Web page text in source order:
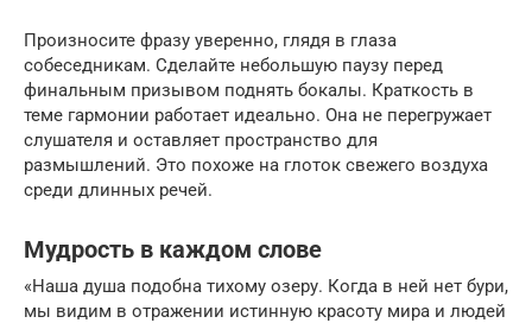
Произносите фразу уверенно, глядя в глаза
собеседникам. Сделайте небольшую паузу перед
финальным призывом поднять бокалы. Краткость в
теме гармонии работает идеально. Она не перегружает
слушателя и оставляет пространство для
размышлений. Это похоже на глоток свежего воздуха
среди длинных речей.
Мудрость в каждом слове
«Наша душа подобна тихому озеру. Когда в ней нет бури,
мы видим в отражении истинную красоту мира и людей